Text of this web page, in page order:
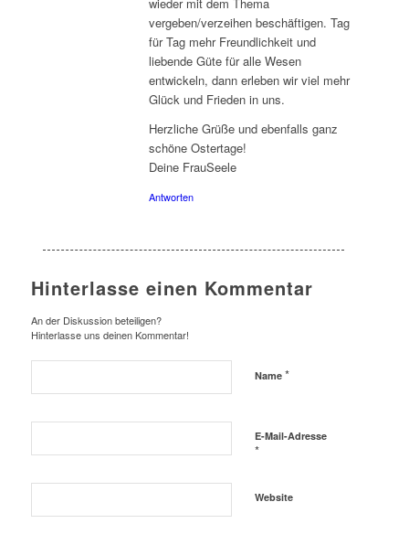
vergeben/verzeihen beschäftigen. Tag
für Tag mehr Freundlichkeit und
liebende Güte für alle Wesen
entwickeln, dann erleben wir viel mehr
Glück und Frieden in uns.
Herzliche Grüße und ebenfalls ganz
schöne Ostertage!
Deine FrauSeele
Antworten
Hinterlasse einen Kommentar
An der Diskussion beteiligen?
Hinterlasse uns deinen Kommentar!
Name *
E-Mail-Adresse
*
Website